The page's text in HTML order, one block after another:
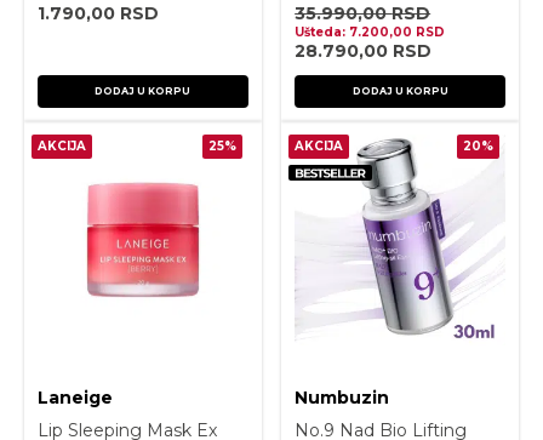
1.790,00 RSD
DODAJ U KORPU
35.990,00RSD
Ušteda: 7.200,00 RSD
28.790,00 RSD
DODAJ U KORPU
AKCIJA 25%
Laneige
Lip Sleeping Mask Ex
AKCIJA 20%
Numbuzin
No.9 Nad Bio Lifting